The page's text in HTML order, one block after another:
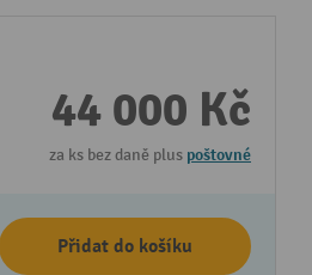
44 000 Kč
za ks bez daně plus poštovné
Přidat do košíku